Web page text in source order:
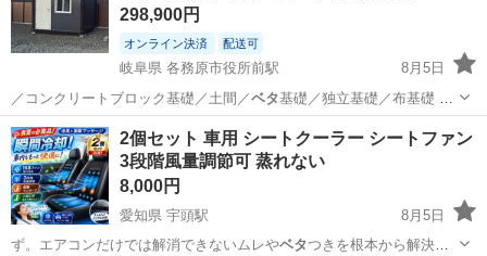
298,900円
オンライン決済 配送可
岐阜県 各務原市役所前駅
8月5日
／コンクリートブロック基礎／土間／ベタ基礎／独立基礎／布基礎 等
対応可 …
岐阜 大垣市 各務原市役所前駅 収納家具 プレハブ
2個セット 車用 シートクーラー シートファン
3段階風量調節可 蒸れない
8,000円
愛知県 宇頭駅
8月5日
ず。エアコンだけでは解消できないムレやベタつきを根本から解決